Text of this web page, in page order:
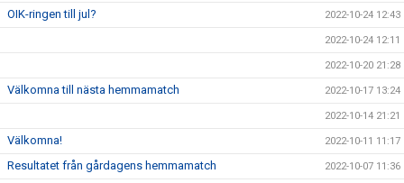
OIK-ringen till jul? 2022-10-24 12:43
2022-10-24 12:11
2022-10-20 21:28
Välkomna till nästa hemmamatch 2022-10-17 13:24
2022-10-14 21:21
Välkomna! 2022-10-11 11:17
Resultatet från gårdagens hemmamatch 2022-10-07 11:36